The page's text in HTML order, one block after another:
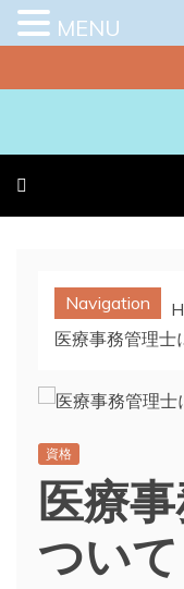
to
Navigation
医療事務管理士
資格
医療
ついて
MENU